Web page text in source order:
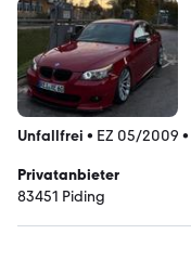
Unfallfrei • EZ 05/2009 •
Privatanbieter
83451 Piding